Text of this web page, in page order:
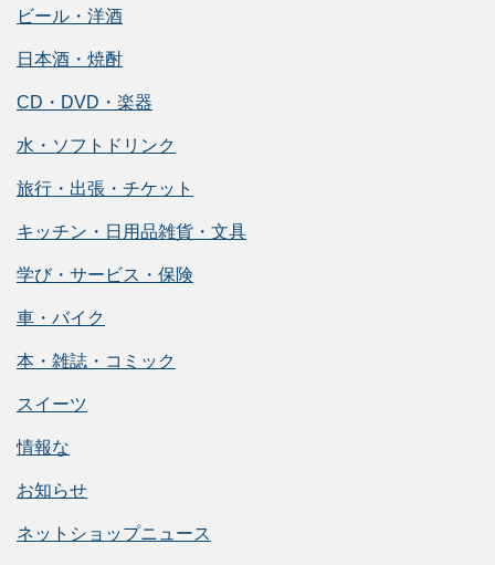
ビール・洋酒
日本酒・焼酎
CD・DVD・楽器
水・ソフトドリンク
旅行・出張・チケット
キッチン・日用品雑貨・文具
学び・サービス・保険
車・バイク
本・雑誌・コミック
スイーツ
情報な
お知らせ
ネットショップニュース